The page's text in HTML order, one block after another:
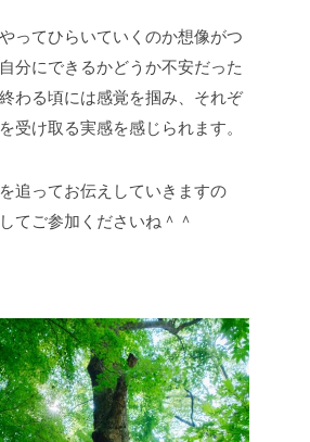
ってひらいていくのか想像がつ
分にできるかどうか不安だった
わる頃には感覚を掴み、それぞ
受け取る実感を感じられます。
追ってお伝えしていきますの
てご参加くださいね＾＾